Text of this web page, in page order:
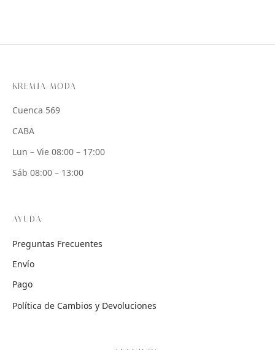
KREMIA MODA
Cuenca 569
CABA
Lun – Vie 08:00 – 17:00
Sáb 08:00 – 13:00
AYUDA
Preguntas Frecuentes
Envío
Pago
Política de Cambios y Devoluciones